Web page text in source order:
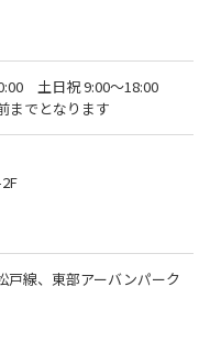
土日祝 9:00～18:00
までとなります
戸線、東部アーバンパーク